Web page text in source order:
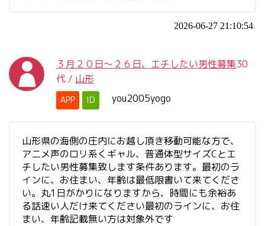
2026-06-27 21:10:54
３月２０日～２６日、エチしたい男性募集30
代 / 山形
APP ID you2005yogo
山形県の海側の庄内にお越し頂き移動可能な方で、
アニメ声のロリ系くギャル、普通体型サイズCとエ
チしたい男性募集致します条件あります。最初のラ
インに、お住まい、年齢は最低限書いて来てくださ
い。丸1日がかりになりますから、時間にも余裕あ
る話速い人だけ来てください最初のラインに、お住
まい、年齢記載無い方は対象外です